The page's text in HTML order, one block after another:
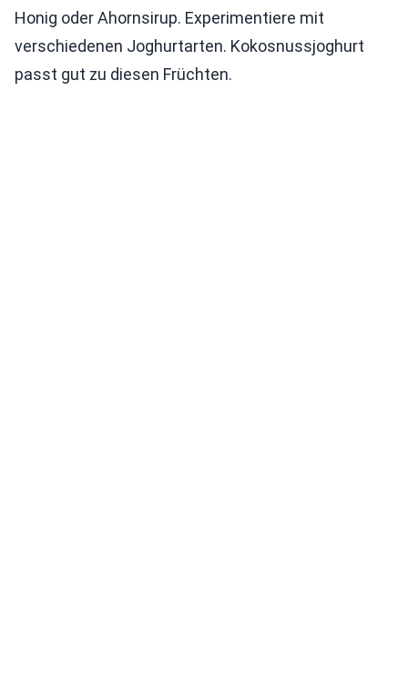
Honig oder Ahornsirup. Experimentiere mit
verschiedenen Joghurtarten. Kokosnussjoghurt
passt gut zu diesen Früchten.